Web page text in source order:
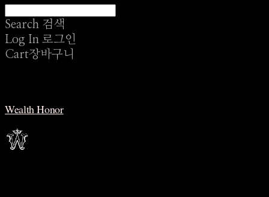
Search 검색
Log In 로그인
Cart장바구니
Wealth Honor